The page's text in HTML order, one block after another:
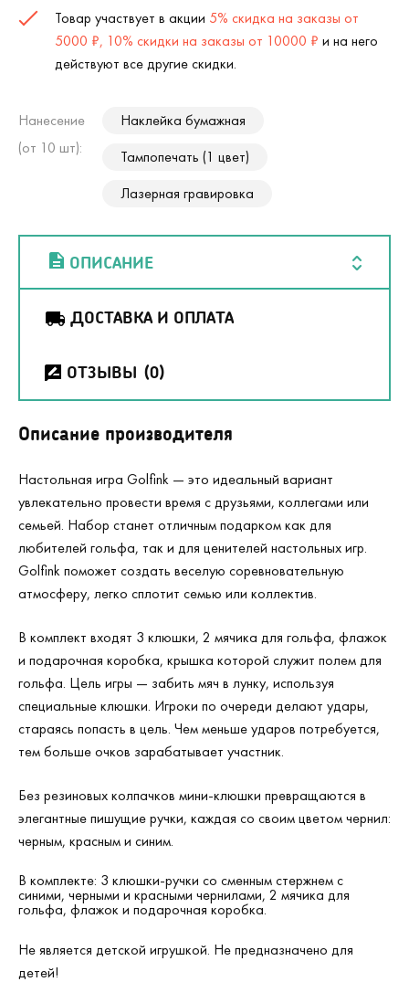
Товар участвует в акции 5% скидка на заказы от
5000 ₽, 10% скидки на заказы от 10000 ₽ и на него
действуют все другие скидки.
Нанесение
(от 10 шт):
Наклейка бумажная
Тампопечать (1 цвет)
Лазерная гравировка
ОПИСАНИЕ
ДОСТАВКА И ОПЛАТА
ОТЗЫВЫ (0)
Описание производителя
Настольная игра Golfink — это идеальный вариант
увлекательно провести время с друзьями, коллегами или
семьей. Набор станет отличным подарком как для
любителей гольфа, так и для ценителей настольных игр.
Golfink поможет создать веселую соревновательную
атмосферу, легко сплотит семью или коллектив.
В комплект входят 3 клюшки, 2 мячика для гольфа, флажок
и подарочная коробка, крышка которой служит полем для
гольфа. Цель игры — забить мяч в лунку, используя
специальные клюшки. Игроки по очереди делают удары,
стараясь попасть в цель. Чем меньше ударов потребуется,
тем больше очков зарабатывает участник.
Без резиновых колпачков мини-клюшки превращаются в
элегантные пишущие ручки, каждая со своим цветом чернил:
черным, красным и синим.
В комплекте: 3 клюшки-ручки со сменным стержнем с
синими, черными и красными чернилами, 2 мячика для
гольфа, флажок и подарочная коробка.
Не является детской игрушкой. Не предназначено для
детей!